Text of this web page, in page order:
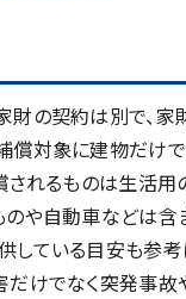
の契約は別で、家
償対象に建物だけ
されるものは生活用
や自動車などは含
ている目安も参考
だけでなく突発事